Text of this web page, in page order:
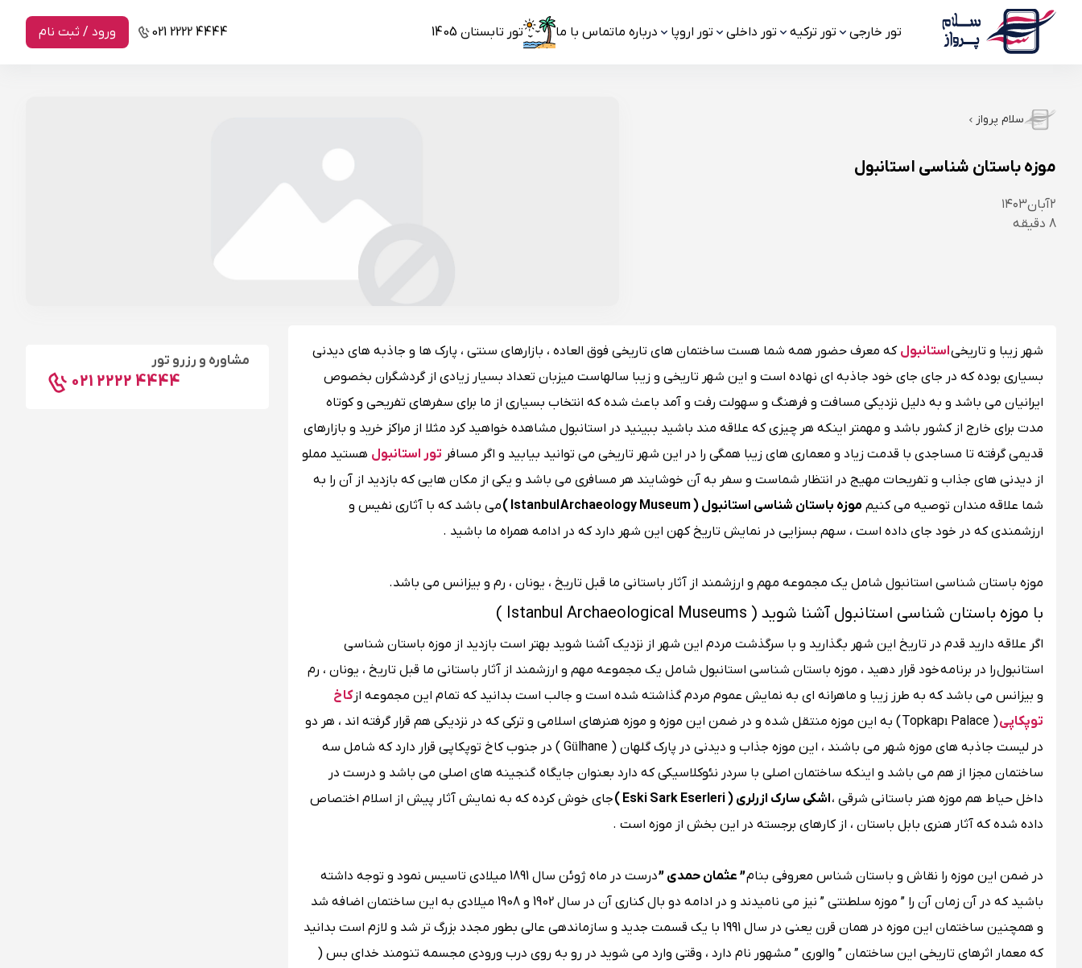
تور خارجی تور ترکیه تور داخلی تور اروپا درباره ماتماس با ما تور تابستان 1405 021 2222 4444 ورود / ثبت نام
سلام پرواز
موزه باستان شناسی استانبول
۲آبان۱۴۰۳
8 دقیقه
شهر زیبا و تاریخیاستانبول که معرف حضور همه شما هست ساختمان های تاریخی فوق العاده ، بازارهای سنتی ، پارک ها و جاذبه های دیدنی
بسیاری بوده که در جای جای خود جاذبه ای نهاده است و این شهر تاریخی و زیبا سالهاست میزبان تعداد بسیار زیادی از گردشگران بخصوص
ایرانیان می باشد و به دلیل نزدیکی مسافت و فرهنگ و سهولت رفت و آمد باعث شده که انتخاب بسیاری از ما برای سفرهای تفریحی و کوتاه
مدت برای خارج از کشور باشد و مهمتر اینکه هر چیزی که علاقه مند باشید ببینید در استانبول مشاهده خواهید کرد مثلا از مراکز خرید و بازارهای
قدیمی گرفته تا مساجدی با قدمت زیاد و معماری های زیبا همگی را در این شهر تاریخی می توانید بیابید و اگر مسافر تور استانبول هستید مملو
از دیدنی های جذاب و تفریحات مهیج در انتظار شماست و سفر به آن خوشایند هر مسافری می باشد و یکی از مکان هایی که بازدید از آن را به
شما علاقه مندان توصیه می کنیم موزه باستان شناسی استانبول ( Istanbul Archaeology Museum )
می باشد که با آثاری نفیس و
ارزشمندی که در خود جای داده است ، سهم بسزایی در نمایش تاریخ کهن این شهر دارد که در ادامه همراه ما باشید .
موزه باستان ‌شناسی استانبول شامل یک مجموعه مهم و ارزشمند از آثار باستانی ما قبل تاریخ ، یونان ، رم و بیزانس می باشد.
با موزه باستان شناسی استانبول آشنا شوید ( Istanbul Archaeological Museums )
اگر علاقه دارید قدم در تاریخ این شهر بگذارید و با سرگذشت مردم این شهر از نزدیک آشنا شوید بهتر است بازدید از موزه باستان شناسی
استانبول را در برنامه خود قرار دهید ، موزه باستان ‌شناسی استانبول شامل یک مجموعه مهم و ارزشمند از آثار باستانی ما قبل تاریخ ، یونان ، رم
و بیزانس می باشد که به طرز زیبا و ماهرانه ای به نمایش عموم مردم گذاشته شده است و جالب است بدانید که تمام این مجموعه ازکاخ
توپکاپی
( Topkapı Palace ) به این موزه منتقل شده و در ضمن این موزه و موزه هنرهای اسلامی و ترکی که در نزدیکی هم قرار گرفته اند ، هر دو
در لیست جاذبه های موزه‌ شهر می باشند ، این موزه جذاب و دیدنی در پارک گلهان ( Gülhane ) در جنوب کاخ توپکاپی قرار دارد که شامل سه
ساختمان مجزا از هم می باشد و اینکه ساختمان اصلی با سردر نئوکلاسیکی که دارد بعنوان جایگاه گنجینه های اصلی می باشد و درست در
داخل حیاط هم موزه هنر باستانی شرقی ،اشکی سارک ازرلری ( Eski Sark Eserleri )
جای خوش کرده که به نمایش آثار پیش از اسلام اختصاص
داده شده که آثار هنری بابل باستان ، از کارهای برجسته در این بخش از موزه است .
در ضمن این موزه را نقاش و باستان شناس معروفی بنام” عثمان حمدی ”
درست در ماه ژوئن سال 1891 میلادی تاسیس نمود و توجه داشته
باشید که در آن زمان آن را ” موزه سلطنتی ” نیز می نامیدند و در ادامه دو بال کناری آن در سال 1902 و 1908 میلادی به این ساختمان اضافه شد
و همچنین ساختمان این موزه در همان قرن یعنی در سال 1991 با یک قسمت جدید و سازماندهی عالی بطور مجدد بزرگ تر شد و لازم است بدانید
که معمار اثرهای تاریخی این ساختمان ” والوری ” مشهور نام دارد ، وقتی وارد می شوید در رو به روی درب ورودی مجسمه تنومند خدای بس (
مشاوره و رزرو تور
021 2222 4444